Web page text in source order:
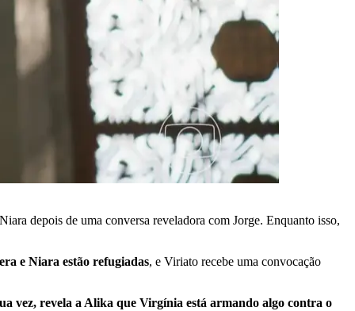
depois de uma conversa reveladora com Jorge. Enquanto isso,
e Niara estão refugiadas, e Viriato recebe uma convocação
vez, revela a Alika que Virgínia está armando algo contra o